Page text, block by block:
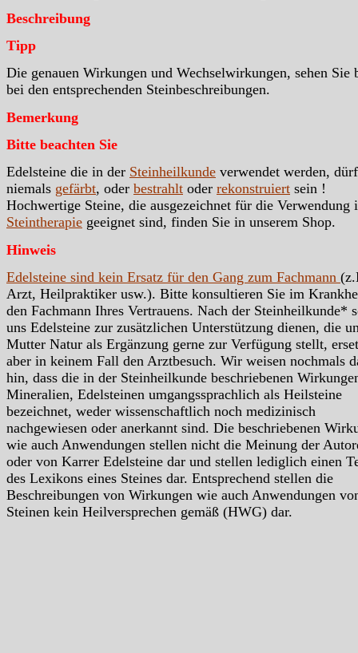
Beschreibung
Tipp
Die genauen Wirkungen und Wechselwirkungen, sehen Sie
bei den entsprechenden Steinbeschreibungen.
Bemerkung
Bitte beachten Sie
Edelsteine die in der Steinheilkunde verwendet werden,
niemals gefärbt, oder bestrahlt oder rekonstruiert sein !
Hochwertige Steine, die ausgezeichnet für die Verwendung
Steintherapie geeignet sind, finden Sie in unserem Shop.
Hinweis
Edelsteine sind kein Ersatz für den Gang zum Fachmann
Arzt, Heilpraktiker usw.). Bitte konsultieren Sie im
den Fachmann Ihres Vertrauens. Nach der Steinheilkunde*
uns Edelsteine zur zusätzlichen Unterstützung dienen, die
Mutter Natur als Ergänzung gerne zur Verfügung stellt,
aber in keinem Fall den Arztbesuch. Wir weisen nochmals
hin, dass die in der Steinheilkunde beschriebenen
Mineralien, Edelsteinen umgangssprachlich als Heilsteine
bezeichnet, weder wissenschaftlich noch medizinisch
nachgewiesen oder anerkannt sind. Die beschriebenen
wie auch Anwendungen stellen nicht die Meinung der
oder von Karrer Edelsteine dar und stellen lediglich einen
des Lexikons eines Steines dar. Entsprechend stellen die
Beschreibungen von Wirkungen wie auch Anwendungen
Steinen kein Heilversprechen gemäß (HWG) dar.